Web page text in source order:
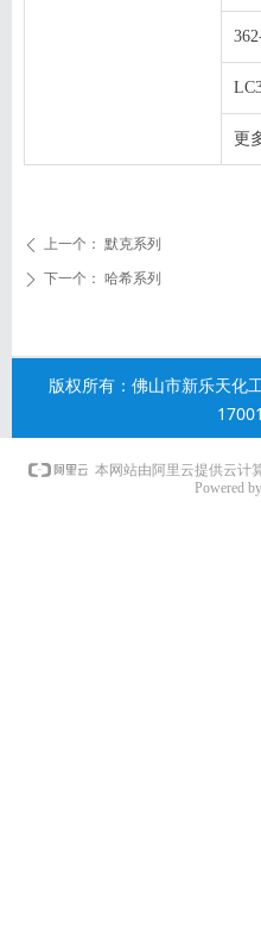
ꄴ 上一个： 默克系列
ꄲ 下一个： 哈希系列
更
版权所有：佛山市新乐天
本网站由阿里云提供云计
Powered